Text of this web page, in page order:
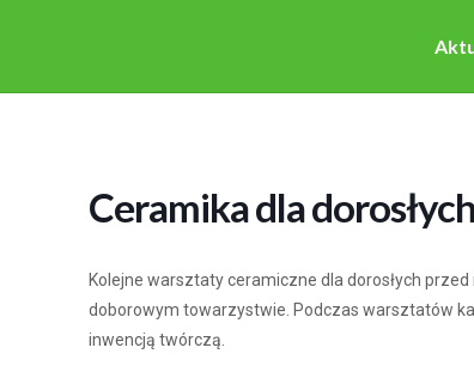
Ceramika dla dorosłych
Kolejne warsztaty ceramiczne dla dorosłych
doborowym towarzystwie. Podczas warsztatów
inwencją twórczą.